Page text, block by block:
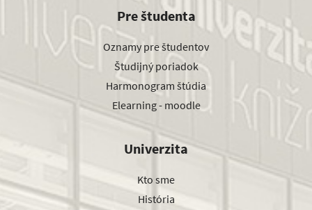
Pre študenta
Oznamy pre študentov
Študijný poriadok
Harmonogram štúdia
Elearning - moodle
Univerzita
Kto sme
História